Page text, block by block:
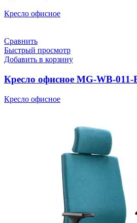
Кресло офисное
Сравнить
Быстрый просмотр
Добавить в корзину
Кресло офисное MG-WB-011-
Кресло офисное